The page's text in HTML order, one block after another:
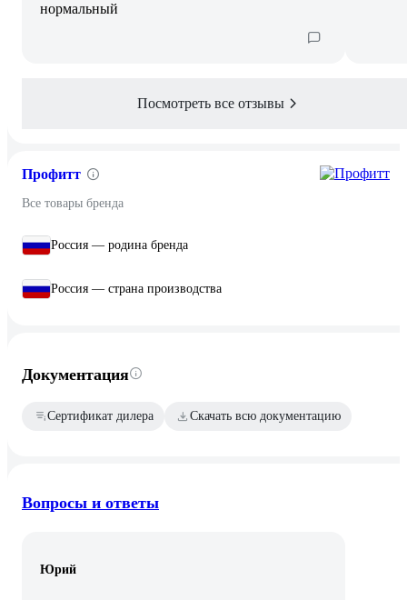
нормальный
Посмотреть все отзывы
Профитт
Все товары бренда
Россия — родина бренда
Россия — страна производства
Документация
Сертификат дилера Скачать всю документацию
Вопросы и ответы
Юрий